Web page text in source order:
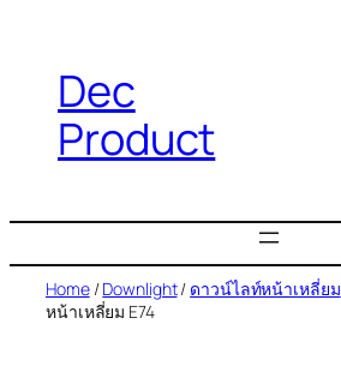
Dec
Product
Home/Downlight/ ดาวน์ไลท์หน้าเหลี่ยม
หน้าเหลี่ยม E74